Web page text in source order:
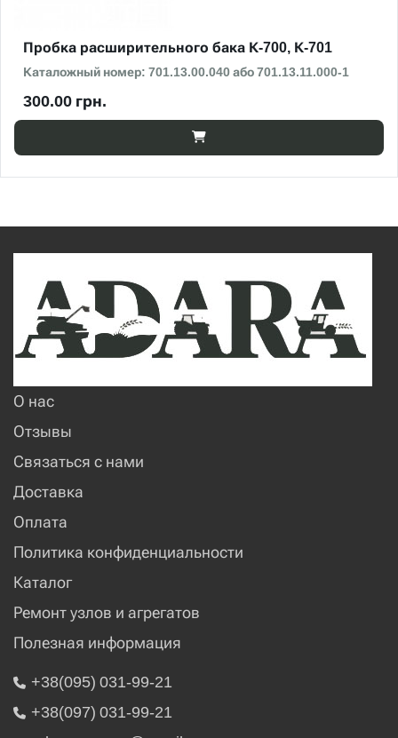
Пробка расширительного бака К-700, К-701
Каталожный номер: 701.13.00.040 або 701.13.11.000-1
300.00 грн.
О нас
Отзывы
Связаться с нами
Доставка
Оплата
Политика конфиденциальности
Каталог
Ремонт узлов и агрегатов
Полезная информация
+38(095) 031-99-21
+38(097) 031-99-21